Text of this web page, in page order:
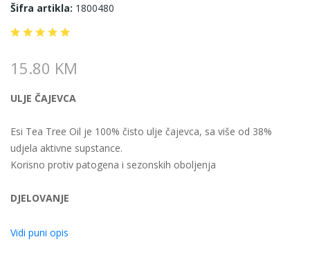
Šifra artikla: 1800480
15.80 KM
ULJE ČAJEVCA
Esi Tea Tree Oil je 100% čisto ulje čajevca, sa više od 38%
udjela aktivne supstance.
Korisno protiv patogena i sezonskih oboljenja
DJELOVANJE
upotrebi zbog svojih blagotvornih svojstava.
Vidi puni opis